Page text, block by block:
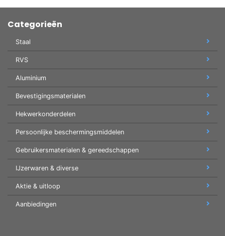
Categorieën
Staal
RVS
Aluminium
Bevestigingsmaterialen
Hekwerkonderdelen
Persoonlijke beschermingsmiddelen
Gebruikersmaterialen & gereedschappen
IJzerwaren & diverse
Aktie & uitloop
Aanbiedingen